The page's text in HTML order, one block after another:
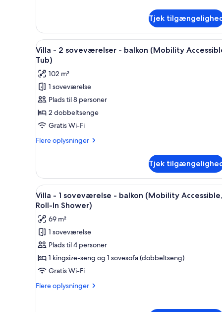
(Hearing
Accessible)
-
kingsize-
seng
sovesofa
(Hearing
Accessible)
Tjek
Indlæs
alle
billeder
af
Villa
-
2
soveværelser
-
balkon
Accessible,
Tub)
En moderne stue med sofa,
7
Villa - 2 soveværelser - balkon (Mobility
Tub)
102 m²
1 soveværelse
Plads til 8 personer
2 dobbeltsenge
Gratis Wi-Fi
Flere oplysninger
Flere
-
soveværelser
-
(Mobility
Accessible,
Tub)
Tjek
Indlæs
alle
billeder
af
Villa
-
1
soveværelse
-
balkon
Et hotelværelse med en stor
6
Villa - 1 soveværelse - balkon (Mobility Accessible,
Roll-In Shower)
69 m²
1 soveværelse
Plads til 4 personer
1 kingsize-seng og 1 sovesofa (dobbeltseng)
Gratis Wi-Fi
Flere oplysninger
Flere